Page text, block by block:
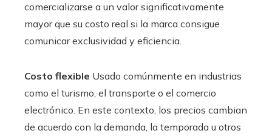
comercializarse a un valor significativamente
mayor que su costo real si la marca consigue
comunicar exclusividad y eficiencia.
Costo flexible Usado comúnmente en industrias
como el turismo, el transporte o el comercio
electrónico. En este contexto, los precios cambian
de acuerdo con la demanda, la temporada u otros